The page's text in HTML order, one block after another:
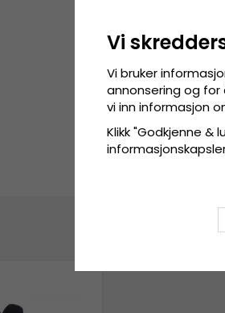
Vi
Vi bruker
annonsering og
vi inn informasjon
Klikk "Godkjenne &